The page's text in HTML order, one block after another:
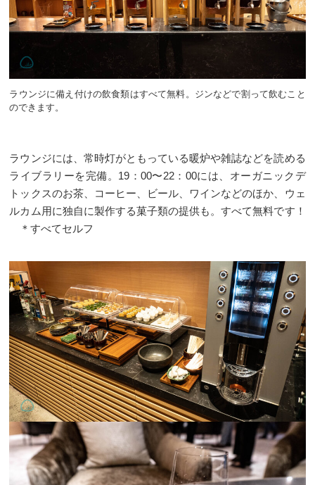
ラウンジに備え付けの飲食類はすべて無料。ジンなどで割って飲むこと
のできます。
ラウンジには、常時灯がともっている暖炉や雑誌などを読める
ライブラリーを完備。19：00〜22：00には、オーガニックデ
トックスのお茶、コーヒー、ビール、ワインなどのほか、ウェ
ルカム用に独自に製作する菓子類の提供も。すべて無料です！
＊すべてセルフ